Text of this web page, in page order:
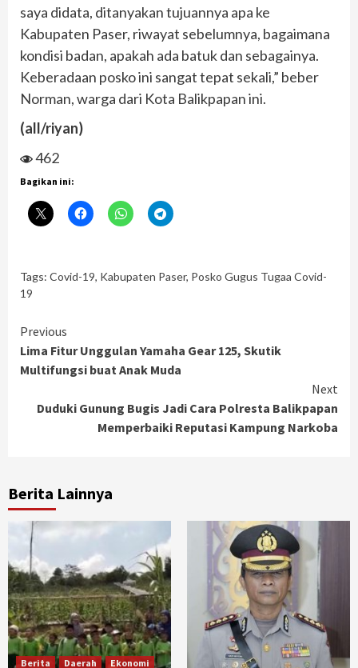
saya didata, ditanyakan tujuannya apa ke
Kabupaten Paser, riwayat sebelumnya, bagaimana
kondisi badan, apakah ada batuk dan sebagainya.
Keberadaan posko ini sangat tepat sekali,” beber
Norman, warga dari Kota Balikpapan ini.
(all/riyan)
462
Bagikan ini:
Tags: Covid-19, Kabupaten Paser, Posko Gugus Tugaa Covid-
19
Continue
Reading
Previous
Lima Fitur Unggulan Yamaha Gear 125, Skutik
Multifungsi buat Anak Muda
Next
Duduki Gunung Bugis Jadi Cara Polresta Balikpapan
Memperbaiki Reputasi Kampung Narkoba
Berita Lainnya
Berita Daerah Ekonomi